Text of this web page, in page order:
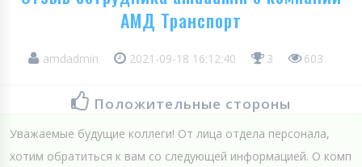
АМД Транспорт
amdadmin 2021-09-18 16:12:40 3 603
Положительные стороны
Уважаемые будущие коллеги! От лица отдела персонала,
хотим обратиться к вам со следующей информацией. О комп